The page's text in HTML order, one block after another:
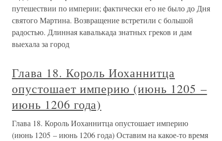
путешествии по империи; фактически его не было до Дня
святого Мартина. Возвращение встретили с большой
радостью. Длинная кавалькада знатных греков и дам
выехала за город
Глава 18. Король Иоханнитца
опустошает империю (июнь 1205 –
июнь 1206 года)
Глава 18. Король Иоханнитца опустошает империю
(июнь 1205 – июнь 1206 года) Оставим на какое-то время